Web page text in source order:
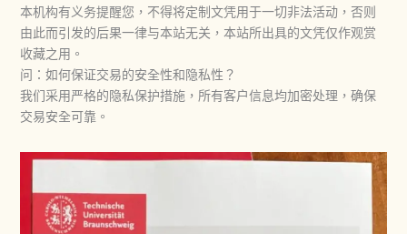
本机构有义务提醒您，不得将定制文凭用于一切非法活动，否则
由此而引发的后果一律与本站无关，本站所出具的文凭仅作观赏
收藏之用。
问：如何保证交易的安全性和隐私性？
我们采用严格的隐私保护措施，所有客户信息均加密处理，确保
交易安全可靠。